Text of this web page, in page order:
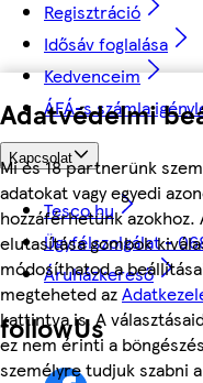
Adatvédelmi
Mi és 18 partnerünk
adatokat vagy egyedi
hozzáférhetünk azokhoz.
elutasítása gombok
módosíthatod a
megteheted az
kattintva is. A
ez nem érinti a
személyre tudjuk szabni
Regisztráció
Idősáv foglalása
Kedvenceim
ÁFÁ-s számla
Kapcsolat
Tesco.hu
Ügyfélszolgálat -
Áruházkereső
followUs